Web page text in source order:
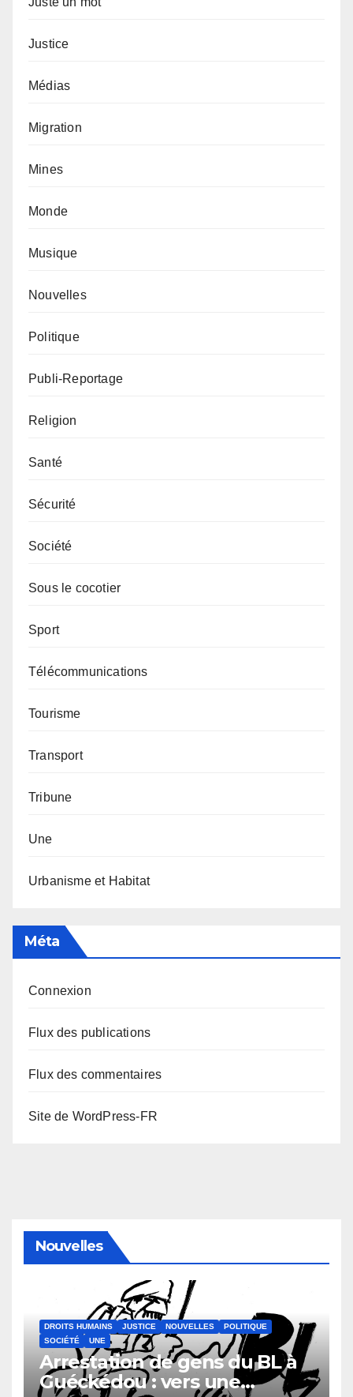
Justice
Médias
Migration
Mines
Monde
Musique
Nouvelles
Politique
Publi-Reportage
Religion
Santé
Sécurité
Société
Sous le cocotier
Sport
Télécommunications
Tourisme
Transport
Tribune
Une
Urbanisme et Habitat
Méta
Connexion
Flux des publications
Flux des commentaires
Site de WordPress-FR
Nouvelles
DROITS HUMAINS JUSTICE NOUVELLES
POLITIQUE
SOCIÉTÉ
UNE
Arrestation de gens du BL à
Guéckédou : vers une